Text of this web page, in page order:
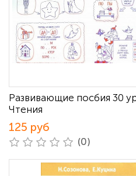
Развивающие посбия 30
Чтения
125 руб
(0)